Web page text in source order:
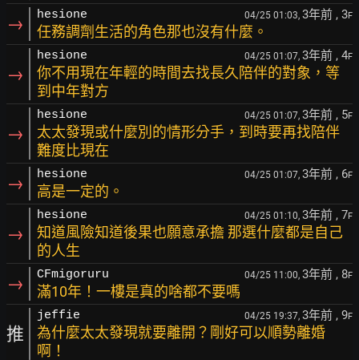
→ hesione 04/25 01:03, 3年前 , 3F
任務調劑生活的角色那也沒有什麼。
→
hesione 04/25 01:07, 3年前 , 4F
你不用現在年輕的時間去找長久陪伴的對象，等
到中年對方
→
hesione 04/25 01:07, 3年前 , 5F
太太發現或什麼別的情形分手，到時要再找陪伴
難度比現在
→ hesione 04/25 01:07, 3年前 , 6F
高是一定的。
→
hesione 04/25 01:10, 3年前 , 7F
知道風險知道後果也願意承擔 那選什麼都是自己
的人生
→ CFmigoruru 04/25 11:00, 3年前 , 8F
滿10年！一樓是真的啥都不要嗎
推
jeffie 04/25 19:37, 3年前 , 9F
為什麼太太發現就要離開？剛好可以順勢離婚
啊！